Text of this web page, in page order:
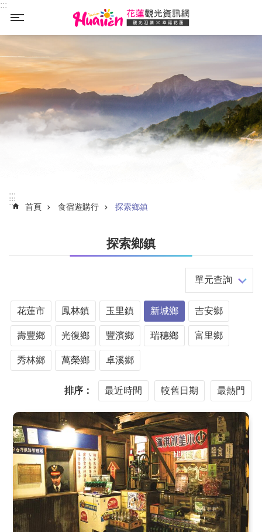
跳到主要內容區塊
:::
:::
::: 首頁 食宿遊購行 探索鄉鎮
探索鄉鎮
單元查詢
花蓮市 鳳林鎮 玉里鎮 新城鄉 吉安鄉
壽豐鄉 光復鄉 豐濱鄉 瑞穗鄉 富里鄉
秀林鄉 萬榮鄉 卓溪鄉
排序： 最近時間 較舊日期 最熱門